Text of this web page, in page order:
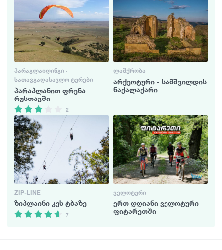
ᲞᲐᲠᲐᲒᲚᲐᲘᲓᲘᲜᲒᲘ ·
ᲡᲐᲗᲐᲕᲒᲐᲓᲐᲡᲐᲕᲚᲝ ᲢᲣᲠᲔᲑᲘ
პარაპლანით ფრენა
რუსთავში
2
ᲚᲐᲨᲥᲠᲝᲑᲐ
არქეოტური - სამშვილდის
ნაქალაქარი
ZIP-LINE
ზიპლაინი კუს ტბაზე
7
ᲕᲔᲚᲝᲢᲣᲠᲘ
ერთ დღიანი ველოტური
ფიტარეთში